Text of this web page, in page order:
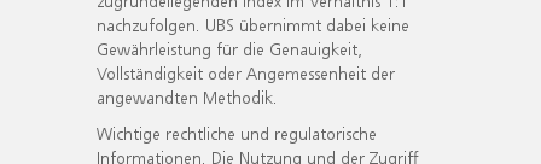
nachzufolgen. UBS übernimmt dabei keine
Gewährleistung für die Genauigkeit,
Vollständigkeit oder Angemessenheit der
angewandten Methodik.
Wichtige rechtliche und regulatorische
Informationen. Die Nutzung und der Zugriff